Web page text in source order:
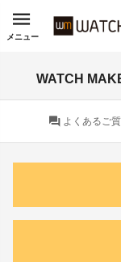
メニュー
WATCH
よくあるご